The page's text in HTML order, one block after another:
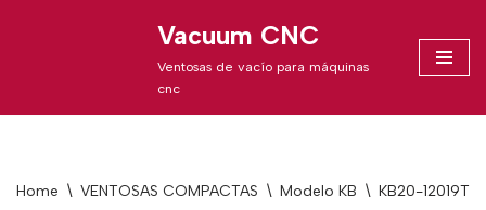
content
Vacuum CNC
Ventosas de vacío para máquinas
cnc
Home \ VENTOSAS COMPACTAS \ Modelo KB \ KB20-12019T